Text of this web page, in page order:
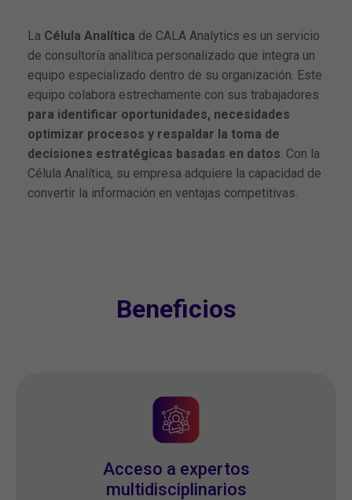
La Célula Analítica de CALA Analytics es un servicio
de consultoría analítica personalizado que integra un
equipo especializado dentro de su organización. Este
equipo colabora estrechamente con sus trabajadores
para identificar oportunidades, necesidades
optimizar procesos y respaldar la toma de
decisiones estratégicas basadas en datos. Con la
Célula Analítica, su empresa adquiere la capacidad de
Beneficios
Acceso a expertos
multidisciplinarios